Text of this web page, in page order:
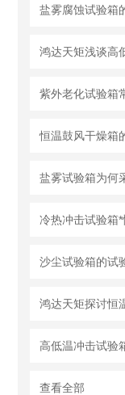
盐雾腐蚀试验箱
紫外老化试验箱
恒温鼓风干燥箱
盐雾试验箱为何
冷热冲击试验箱*
沙尘试验箱的试
查看全部